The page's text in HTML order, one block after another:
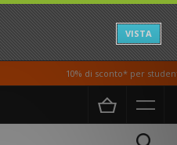
VISTA
10% di sconto* per